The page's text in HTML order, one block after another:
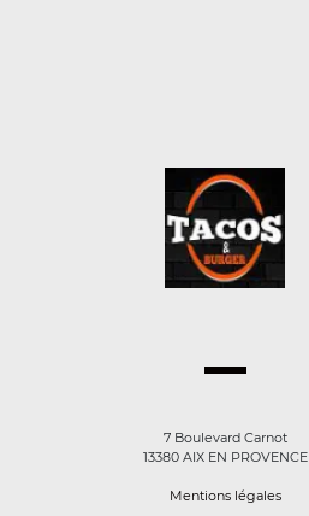
7 Boulevard Carnot
13380 AIX EN PROVENCE
Mentions légales